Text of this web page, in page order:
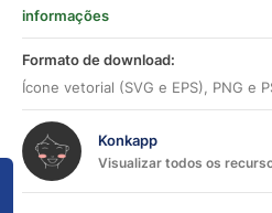
informações
Formato de download:
Ícone vetorial (SVG e EPS), PNG e
Konkapp
Visualizar todos os